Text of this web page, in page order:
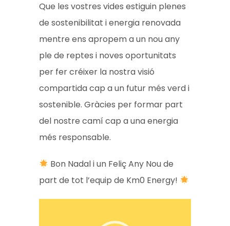
Que les vostres vides estiguin plenes
de sostenibilitat i energia renovada
mentre ens apropem a un nou any
ple de reptes i noves oportunitats
per fer créixer la nostra visió
compartida cap a un futur més verd i
sostenible. Gràcies per formar part
del nostre camí cap a una energia
més responsable.
Bon Nadal i un Feliç Any Nou de
part de tot l’equip de Km0 Energy!